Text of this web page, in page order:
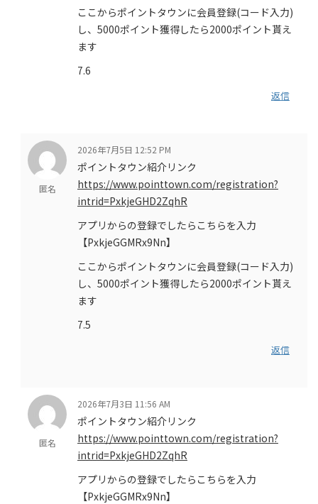
ここからポイントタウンに会員登録(コード入力)
し、5000ポイント獲得したら2000ポイント貰え
ます
7.6
返信
匿名
2026年7月5日 12:52 PM
ポイントタウン紹介リンク
https://www.pointtown.com/registration?
intrid=PxkjeGHD2ZqhR
アプリからの登録でしたらこちらを入力
【PxkjeGGMRx9Nn】
ここからポイントタウンに会員登録(コード入力)
し、5000ポイント獲得したら2000ポイント貰え
ます
7.5
返信
匿名
2026年7月3日 11:56 AM
ポイントタウン紹介リンク
https://www.pointtown.com/registration?
intrid=PxkjeGHD2ZqhR
アプリからの登録でしたらこちらを入力
【PxkjeGGMRx9Nn】